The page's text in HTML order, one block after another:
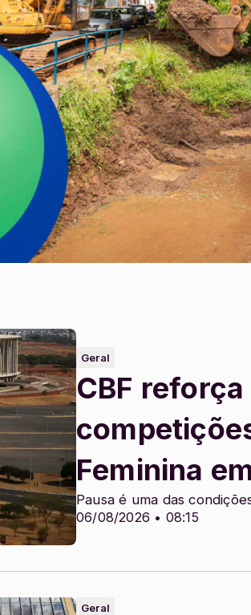
Geral
06/08/2026 • 08:15
CBF
Feminina
Pausa é uma das
Geral